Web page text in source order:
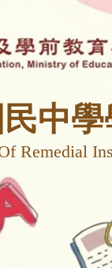
中
Remedial